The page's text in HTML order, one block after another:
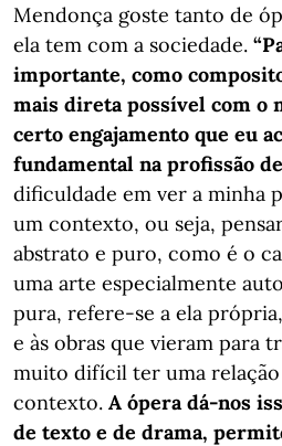
Mendonça goste tanto de
ela tem com a sociedade.
importante, como
mais direta possível com o
certo engajamento que eu
fundamental na profissão
dificuldade em ver a minha
um contexto, ou seja,
abstrato e puro, como é o
uma arte especialmente
pura, refere-se a ela
e às obras que vieram para
muito difícil ter uma
contexto. A ópera dá-nos
de texto e de drama,